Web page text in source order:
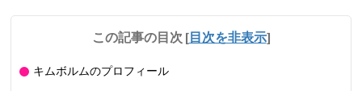
この記事の目次 [目次を非表示]
キムボルムのプロフィール